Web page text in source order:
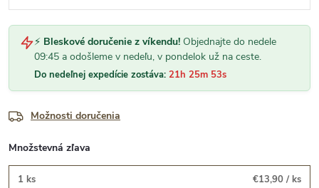
⚡ Bleskové doručenie z víkendu! Objednajte do nedele
09:45 a odošleme v nedeľu, v pondelok už na ceste.
Do nedeľnej expedície zostáva: 21h 25m 53s
Možnosti doručenia
Množstevná zľava
1 ks €13,90 / ks